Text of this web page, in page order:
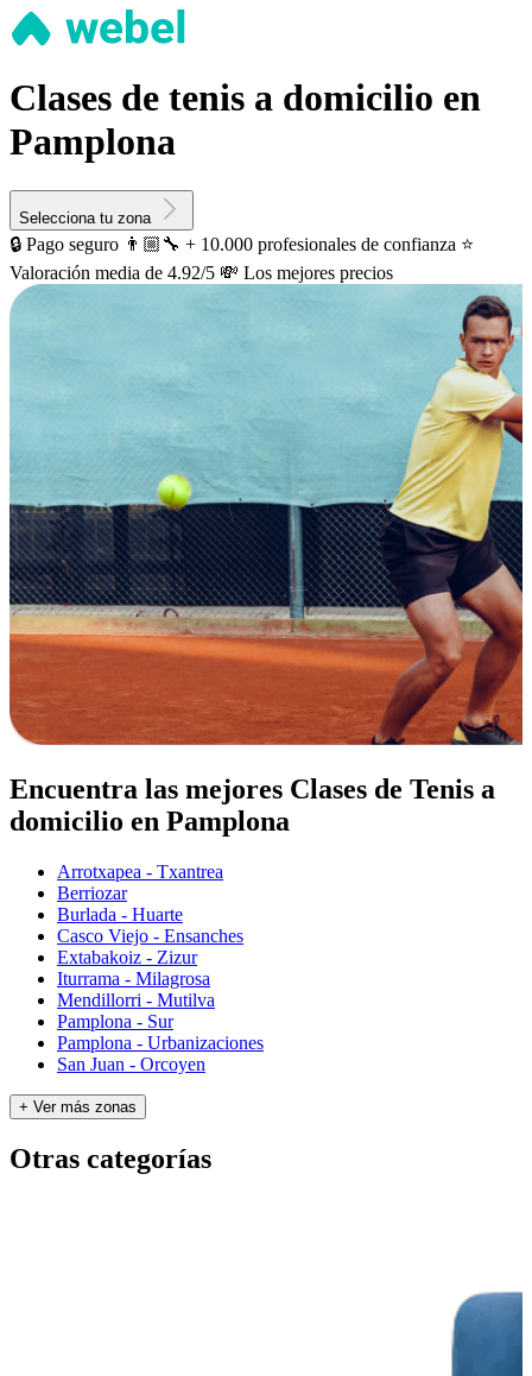
Clases de tenis a domicilio en
Pamplona
Selecciona tu zona
🔒 Pago seguro 👨🏼‍🔧 + 10.000 profesionales de confianza ⭐️
Valoración media de 4.92/5 💸 Los mejores precios
Encuentra las mejores Clases de Tenis a
domicilio en Pamplona
Arrotxapea - Txantrea
Berriozar
Burlada - Huarte
Casco Viejo - Ensanches
Extabakoiz - Zizur
Iturrama - Milagrosa
Mendillorri - Mutilva
Pamplona - Sur
Pamplona - Urbanizaciones
San Juan - Orcoyen
+ Ver más zonas
Otras categorías